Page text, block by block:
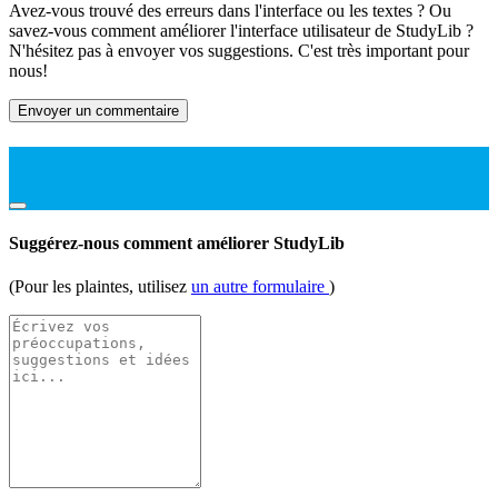
Avez-vous trouvé des erreurs dans l'interface ou les textes ? Ou
savez-vous comment améliorer l'interface utilisateur de StudyLib ?
N'hésitez pas à envoyer vos suggestions. C'est très important pour
nous!
Envoyer un commentaire
Suggérez-nous comment améliorer StudyLib
(Pour les plaintes, utilisez un autre formulaire )